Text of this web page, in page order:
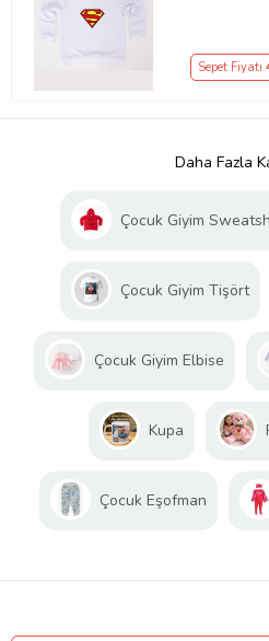
Sepet Fiyatı
Daha Fazla
Çocuk Giyim
Çocuk Giyim Tişört
Çocuk Giyim Elbise
Kupa
Çocuk Eşofman